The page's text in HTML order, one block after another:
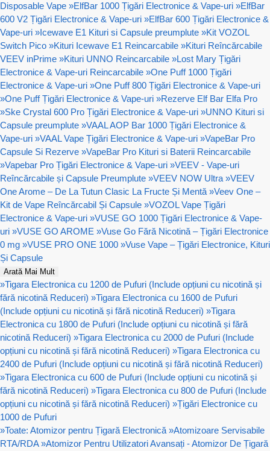
Disposable Vape »ElfBar 1000 Țigări Electronice & Vape-uri »ElfBar
600 V2 Țigări Electronice & Vape-uri »ElfBar 600 Țigări Electronice &
Vape-uri »Icewave E1 Kituri si Capsule preumplute »Kit VOZOL
Switch Pico »Kituri Icewave E1 Reincarcabile »Kituri Reîncărcabile
VEEV inPrime »Kituri UNNO Reincarcabile »Lost Mary Țigări
Electronice & Vape-uri Reincarcabile »One Puff 1000 Țigări
Electronice & Vape-uri »One Puff 800 Țigări Electronice & Vape-uri
»One Puff Țigări Electronice & Vape-uri »Rezerve Elf Bar Elfa Pro
»Ske Crystal 600 Pro Țigări Electronice & Vape-uri »UNNO Kituri si
Capsule preumplute »VAAL AOP Bar 1000 Țigări Electronice &
Vape-uri »VAAL Vape Țigări Electronice & Vape-uri »VapeBar Pro
Capsule Si Rezerve »VapeBar Pro Kituri si Baterii Reincarcabile
»Vapebar Pro Țigări Electronice & Vape-uri »VEEV - Vape-uri
Reîncărcabile și Capsule Preumplute »VEEV NOW Ultra »VEEV
One Arome – De La Tutun Clasic La Fructe Și Mentă »Veev One –
Kit de Vape Reîncărcabil Și Capsule »VOZOL Vape Țigări
Electronice & Vape-uri »VUSE GO 1000 Țigări Electronice & Vape-
uri »VUSE GO AROME »Vuse Go Fără Nicotină – Țigări Electronice
0 mg »VUSE PRO ONE 1000 »Vuse Vape – Țigări Electronice, Kituri
Și Capsule
Arată Mai Mult
»Tigara Electronica cu 1200 de Pufuri (Include opțiuni cu nicotină și
fără nicotină Reduceri) »Tigara Electronica cu 1600 de Pufuri
(Include opțiuni cu nicotină și fără nicotină Reduceri) »Tigara
Electronica cu 1800 de Pufuri (Include opțiuni cu nicotină și fără
nicotină Reduceri) »Tigara Electronica cu 2000 de Pufuri (Include
opțiuni cu nicotină și fără nicotină Reduceri) »Tigara Electronica cu
2400 de Pufuri (Include opțiuni cu nicotină și fără nicotină Reduceri)
»Tigara Electronica cu 600 de Pufuri (Include opțiuni cu nicotină și
fără nicotină Reduceri) »Tigara Electronica cu 800 de Pufuri (Include
opțiuni cu nicotină și fără nicotină Reduceri) »Țigări Electronice cu
1000 de Pufuri
»Toate: Atomizor pentru Țigară Electronică »Atomizoare Servisabile
RTA/RDA »Atomizor Pentru Utilizatori Avansați - Atomizor De Țigară